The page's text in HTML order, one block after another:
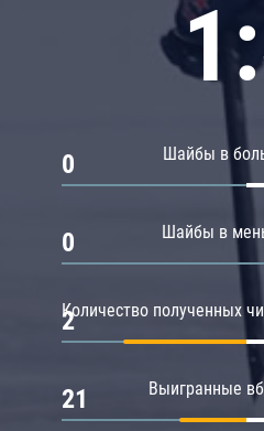
Шайбы в
0
Шайбы в
0
Количество полученных
2
Выигранные
21